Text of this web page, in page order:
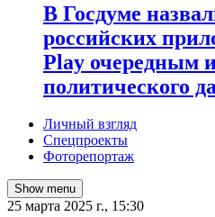
В Госдуме
российских
Play очередным
политического
Личный взгляд
Спецпроекты
Фоторепортаж
Show menu
25 марта 2025 г., 15:30